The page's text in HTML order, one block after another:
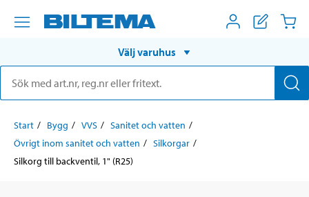
Välj varuhus
Start Bygg VVS
Sanitet och vatten
Övrigt inom sanitet och vatten
Silkorgar
Silkorg till backventil, 1" (R25)